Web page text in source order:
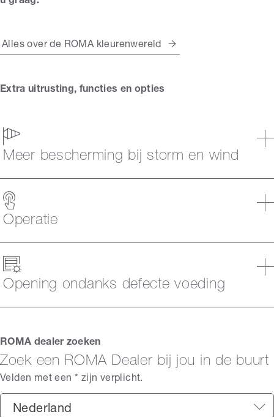
Alles over de ROMA kleurenwereld
Extra uitrusting, functies en opties
Meer bescherming bij storm en wind
Operatie
Opening ondanks defecte voeding
ROMA dealer zoeken
Zoek een ROMA Dealer bij jou in de buurt
Velden met een * zijn verplicht.
Nederland